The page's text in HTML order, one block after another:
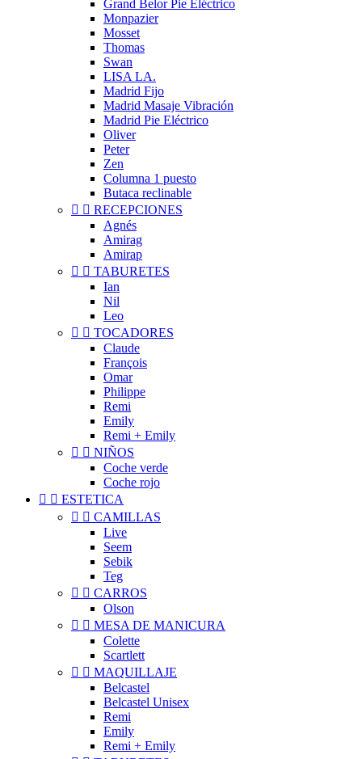
Grand Belor Pie Eléctrico
Monpazier
Mosset
Thomas
Swan
LISA LA.
Madrid Fijo
Madrid Masaje Vibración
Madrid Pie Eléctrico
Oliver
Peter
Zen
Columna 1 puesto
Butaca reclinable
  RECEPCIONES
Agnés
Amirag
Amirap
  TABURETES
Ian
Nil
Leo
  TOCADORES
Claude
François
Omar
Philippe
Remi
Emily
Remi + Emily
  NIÑOS
Coche verde
Coche rojo
  ESTETICA
  CAMILLAS
Live
Seem
Sebik
Teg
  CARROS
Olson
  MESA DE MANICURA
Colette
Scartlett
  MAQUILLAJE
Belcastel
Belcastel Unisex
Remi
Emily
Remi + Emily